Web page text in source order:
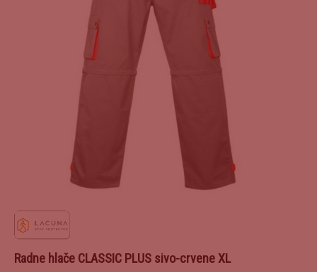
Radne hlače CLASSIC PLUS sivo-crvene XL